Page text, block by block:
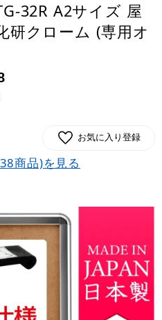
32R A2サイズ 屋
研クローム (専用オ
お気に入り登録
商品)を見る